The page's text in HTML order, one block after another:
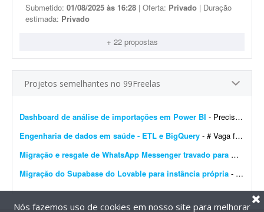
Submetido: 01/08/2025 às 16:28 | Oferta: Privado | Duração
estimada: Privado
+ 22 propostas
Projetos semelhantes no 99Freelas
Dashboard de análise de importações em Power BI - Preciso de um profissional em Power BI para me auxiliar no desenvolvimento de um dashboard de análise de importações de certos produtos na América do Sul. Meu conhecime...
Engenharia de dados em saúde - ETL e BigQuery - # Vaga freelancer - Especialista em Dados de Saúde (Pleno/Sênior) | ETL, BigQuery e Integração de Sistemas ## Sobre o projeto Buscamos um profissional, nível Ple...
Migração e resgate de WhatsApp Messenger travado para WhatsApp Business
Migração do Supabase do Lovable para instância própria - Migração do projeto Supabase atualmente hospedado no Lovable para uma instância própria, sem migração de dados. Escopo do trabalho: - Criar novo projeto no...
Nós fazemos uso de cookies em nosso site para melhorar